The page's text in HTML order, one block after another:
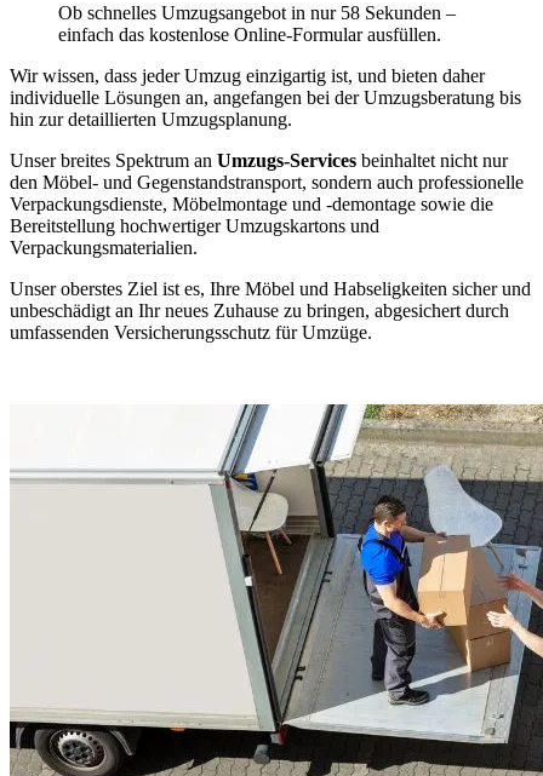
Ob schnelles Umzugsangebot in nur 58 Sekunden –
einfach das kostenlose Online-Formular ausfüllen.
Wir wissen, dass jeder Umzug einzigartig ist, und bieten daher
individuelle Lösungen an, angefangen bei der Umzugsberatung bis
hin zur detaillierten Umzugsplanung.
Unser breites Spektrum an Umzugs-Services beinhaltet nicht nur
den Möbel- und Gegenstandstransport, sondern auch professionelle
Verpackungsdienste, Möbelmontage und -demontage sowie die
Bereitstellung hochwertiger Umzugskartons und
Verpackungsmaterialien.
Unser oberstes Ziel ist es, Ihre Möbel und Habseligkeiten sicher und
unbeschädigt an Ihr neues Zuhause zu bringen, abgesichert durch
umfassenden Versicherungsschutz für Umzüge.